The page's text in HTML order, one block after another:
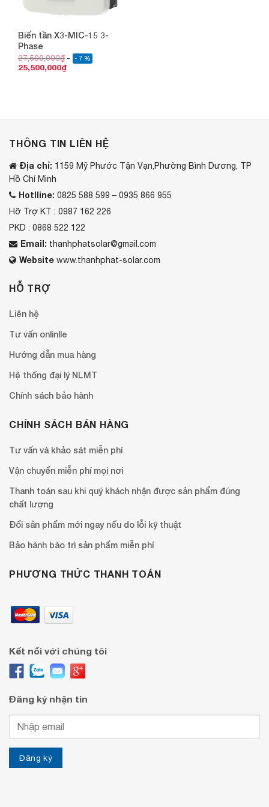
Biến tần X3-MIC-15 3-
Phase
27,500,000₫ - 7 %
25,500,000₫
THÔNG TIN LIÊN HỆ
Địa chỉ: 1159 Mỹ Phước Tận Vạn,Phường Bình Dương, TP
Hồ Chí Minh
Hotlline: 0825 588 599 – 0935 866 955
Hỡ Trợ KT : 0987 162 226
PKD : 0868 522 122
Email: thanhphatsolar@gmail.com
Website www.thanhphat-solar.com
HỖ TRỢ
Liên hệ
Tư vấn onlinlle
Hướng dẫn mua hàng
Hệ thống đại lý NLMT
Chính sách bảo hành
CHÍNH SÁCH BÁN HÀNG
Tư vấn và khảo sát miễn phí
Vận chuyển miễn phí mọi nơi
Thanh toán sau khi quý khách nhận được sản phẩm đúng
chất lượng
Đổi sản phẩm mới ngay nếu do lỗi kỹ thuật
Bảo hành bào trì sản phẩm miễn phí
PHƯƠNG THỨC THANH TOÁN
Kết nối với chúng tôi
Đăng ký nhận tin